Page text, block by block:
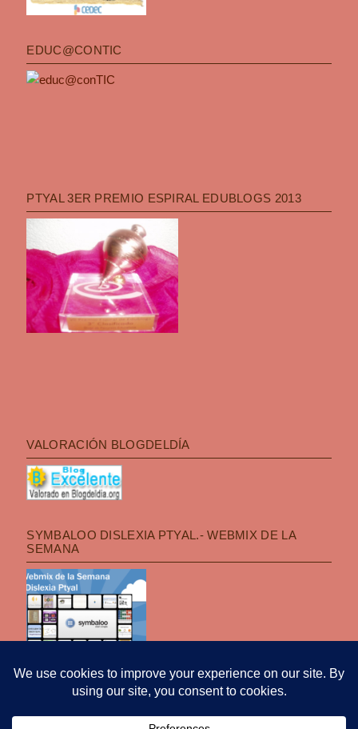
EDUC@CONTIC
PTYAL 3ER PREMIO ESPIRAL EDUBLOGS 2013
VALORACIÓN BLOGDELDÍA
SYMBALOO DISLEXIA PTYAL.- WEBMIX DE LA
SEMANA